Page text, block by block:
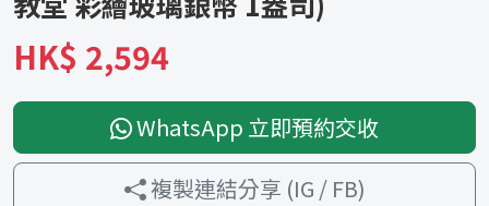
HK$ 2,594
WhatsApp 立即預約交收
複製連結分享 (IG / FB)